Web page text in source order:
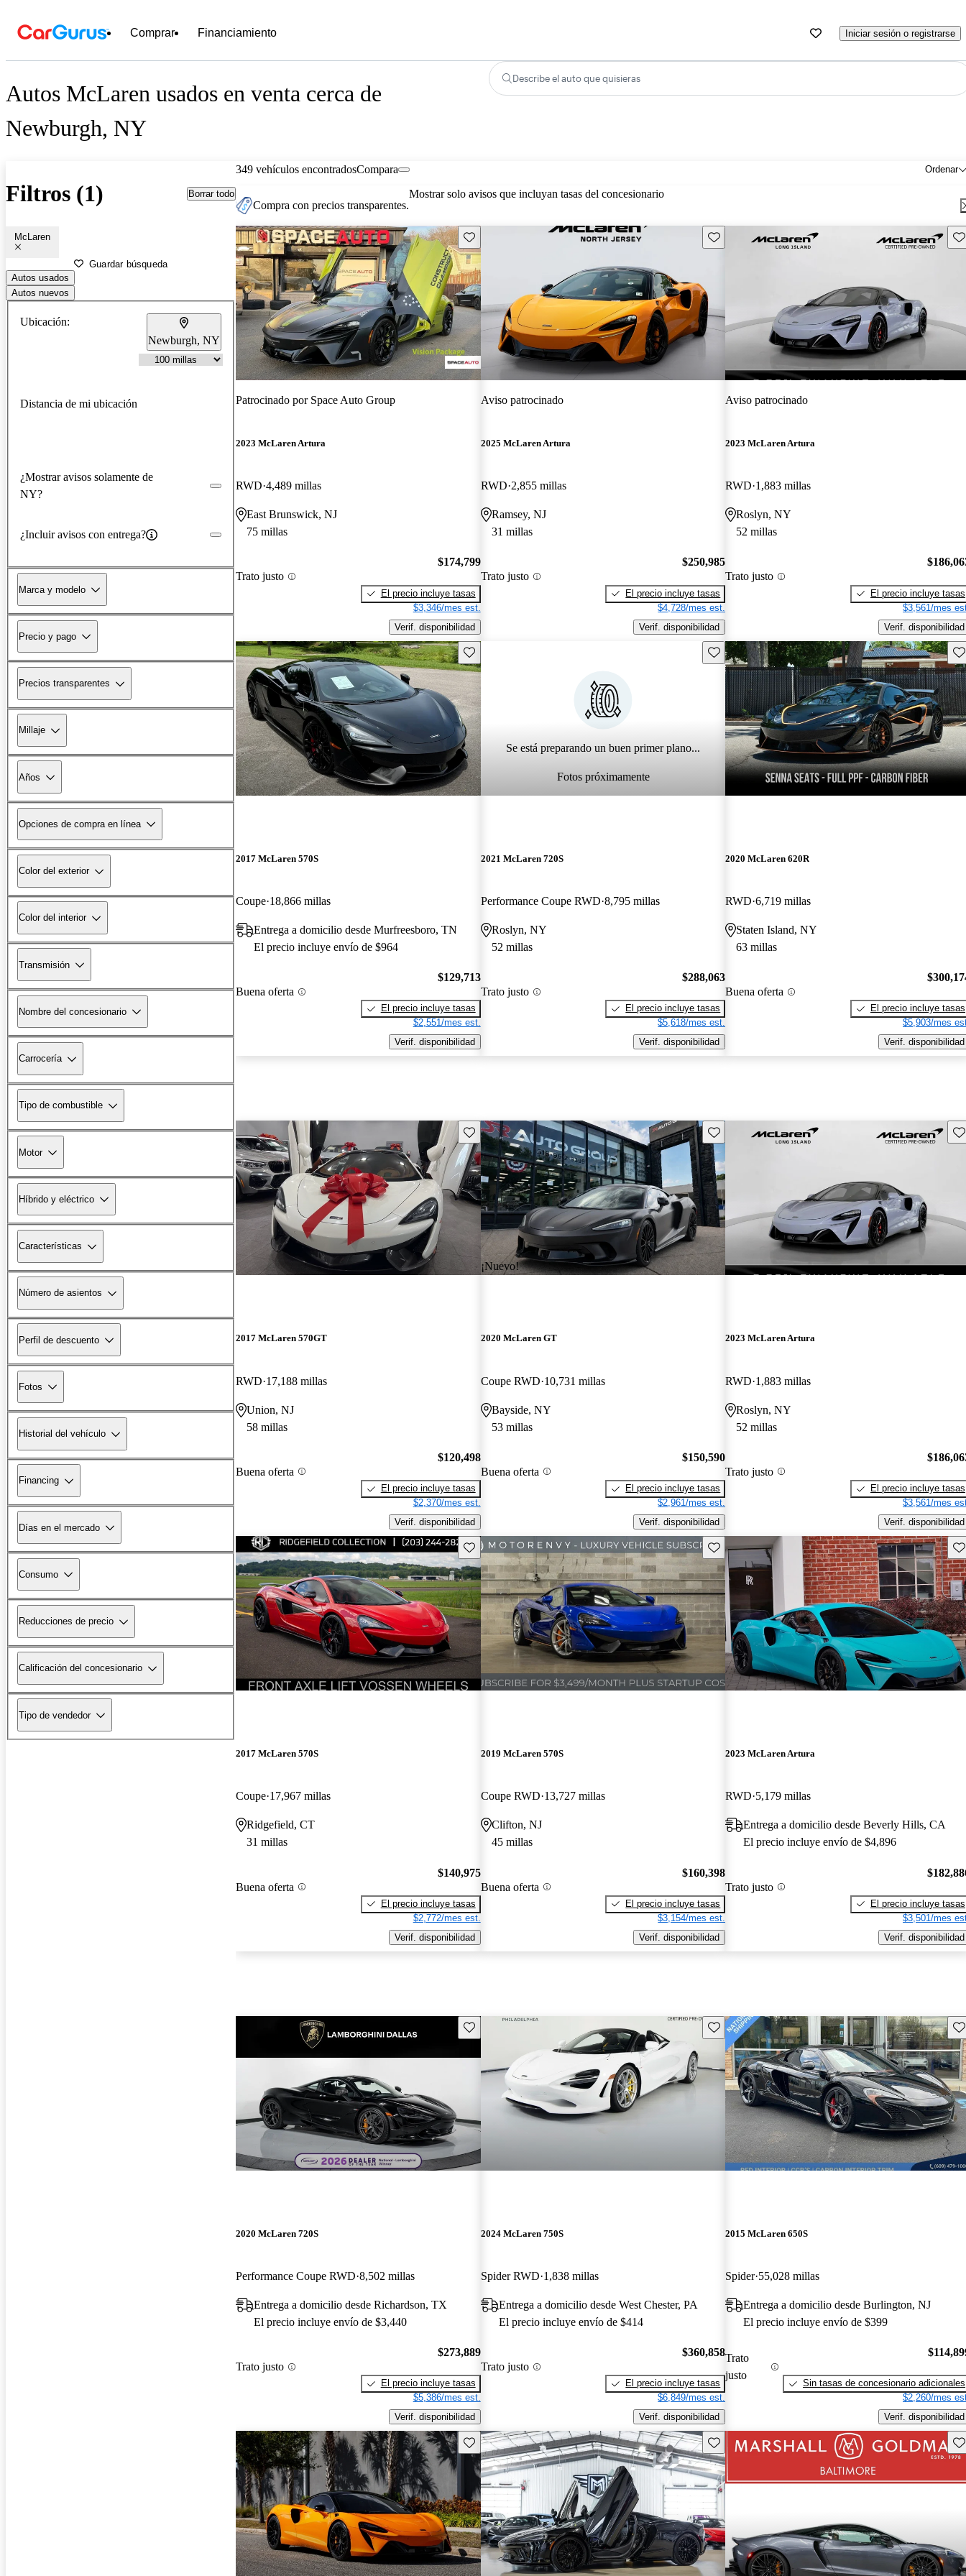
Comprar Financiamiento Iniciar sesión o registrarse
Autos McLaren usados en venta cerca de
Newburgh, NY
Describe el auto que quisieras
Filtros (1) Borrar todo
McLaren
Guardar búsqueda
Autos usados
Autos nuevos
Ubicación:
Newburgh, NY
Distancia de mi ubicación
¿Mostrar avisos solamente de
NY?
¿Incluir avisos con entrega?
Marca y modelo
Precio y pago
Precios transparentes
Millaje
Años
Opciones de compra en línea
Color del exterior
Color del interior
Transmisión
Nombre del concesionario
Carrocería
Tipo de combustible
Motor
Híbrido y eléctrico
Características
Número de asientos
Perfil de descuento
Fotos
Historial del vehículo
Financing
Días en el mercado
Consumo
Reducciones de precio
Calificación del concesionario
Tipo de vendedor
349 vehículos encontrados Ordenar
Compara
Compra con precios transparentes.
Mostrar solo avisos que incluyan tasas del concesionario
Guarda este Aviso
Patrocinado por Space Auto Group
2023 McLaren Artura
RWD 4,489 millas
East Brunswick, NJ
75 millas
Trato justo
$174,799
El precio incluye tasas
$3,346/mes est.
Verif. disponibilidad
Guarda este Aviso
Aviso patrocinado
2025 McLaren Artura
RWD 2,855 millas
Ramsey, NJ
31 millas
Trato justo
$250,985
El precio incluye tasas
$4,728/mes est.
Verif. disponibilidad
Aviso patrocinado
2023 McLaren Artura
RWD 1,883 millas
Roslyn, NY
52 millas
Trato justo
El precio incluye tasas
$3,561/mes
Verif. disponibilidad
Guarda este Aviso
2017 McLaren 570S
Coupe 18,866 millas
Entrega a domicilio desde Murfreesboro, TN
El precio incluye envío de $964
Buena oferta
$129,713
El precio incluye tasas
$2,551/mes est.
Verif. disponibilidad
Se está preparando un buen primer plano...
Fotos próximamente
Guarda este Aviso
2021 McLaren 720S
Performance Coupe RWD 8,795 millas
Roslyn, NY
52 millas
Trato justo
$288,063
El precio incluye tasas
$5,618/mes est.
Verif. disponibilidad
2020 McLaren 620R
RWD 6,719 millas
Staten Island, NY
63 millas
Buena oferta
El precio incluye tasas
$5,903/mes
Verif. disponibilidad
Guarda este Aviso
2017 McLaren 570GT
RWD 17,188 millas
Union, NJ
58 millas
Buena oferta
$120,498
El precio incluye tasas
$2,370/mes est.
Verif. disponibilidad
¡Nuevo!
Guarda este Aviso
2020 McLaren GT
Coupe RWD 10,731 millas
Bayside, NY
53 millas
Buena oferta
$150,590
El precio incluye tasas
$2,961/mes est.
Verif. disponibilidad
2023 McLaren Artura
RWD 1,883 millas
Roslyn, NY
52 millas
Trato justo
El precio incluye tasas
$3,561/mes
Verif. disponibilidad
Guarda este Aviso
2017 McLaren 570S
Coupe 17,967 millas
Ridgefield, CT
31 millas
Buena oferta
$140,975
El precio incluye tasas
$2,772/mes est.
Verif. disponibilidad
Guarda este Aviso
2019 McLaren 570S
Coupe RWD 13,727 millas
Clifton, NJ
45 millas
Buena oferta
$160,398
El precio incluye tasas
$3,154/mes est.
Verif. disponibilidad
2023 McLaren Artura
RWD 5,179 millas
Entrega a domicilio desde Beverly Hills, CA
El precio incluye envío de $4,896
Trato justo
El precio incluye tasas
$3,501/mes
Verif. disponibilidad
Guarda este Aviso
2020 McLaren 720S
Performance Coupe RWD 8,502 millas
Entrega a domicilio desde Richardson, TX
El precio incluye envío de $3,440
Trato justo
$273,889
El precio incluye tasas
$5,386/mes est.
Verif. disponibilidad
Guarda este Aviso
2024 McLaren 750S
Spider RWD 1,838 millas
Entrega a domicilio desde West Chester, PA
El precio incluye envío de $414
Trato justo
$360,858
El precio incluye tasas
$6,849/mes est.
Verif. disponibilidad
2015 McLaren 650S
Spider 55,028 millas
Entrega a domicilio desde Burlington, NJ
El precio incluye envío de $399
Trato
justo
Sin tasas de concesionario adicionales
$2,260/mes
Verif. disponibilidad
Guarda este Aviso Guarda este Aviso